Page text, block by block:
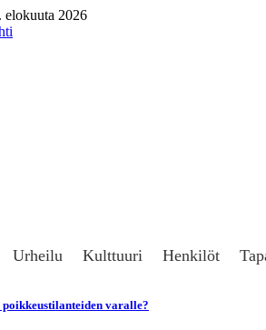
elokuuta 2026
Urheilu Kulttuuri Henkilöt
varalle?